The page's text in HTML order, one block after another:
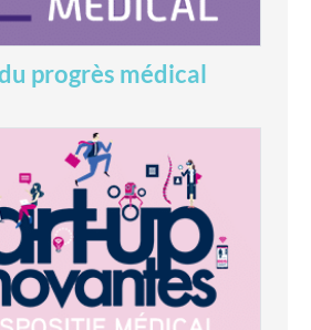
progrès médical